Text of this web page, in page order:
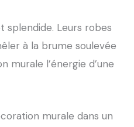
splendide. Leurs robes
à la brume soulevée
l’énergie d’une
murale dans un